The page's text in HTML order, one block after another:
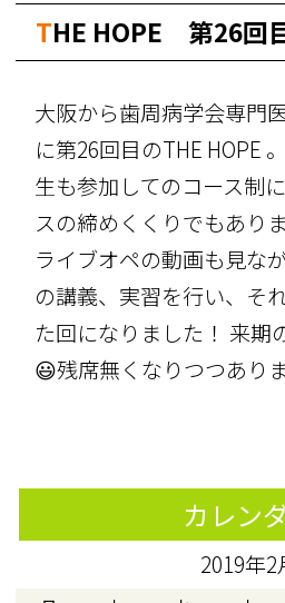
THE HOPE 第26回
大阪から歯周病学会専門
に第26回目のTHE HOPE
生も参加してのコース制
スの締めくくりでもあり
ライブオペの動画も見な
の講義、実習を行い、そ
た回になりました！ 来期
😃残席無くなりつつあり
カレン
2019年2